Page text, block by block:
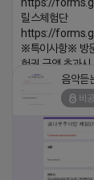
릴스체험단
https://
※특이사항※ 방
험권 금액 초과시
2026-04-18 17:13
비공